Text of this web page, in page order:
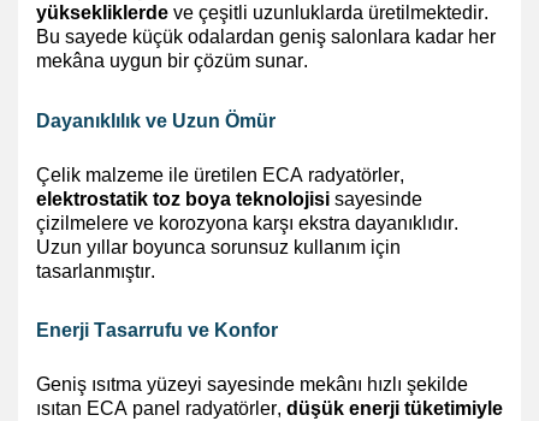
yüksekliklerde ve çeşitli uzunluklarda üretilmektedir.
Bu sayede küçük odalardan geniş salonlara kadar her
mekâna uygun bir çözüm sunar.
Dayanıklılık ve Uzun Ömür
Çelik malzeme ile üretilen ECA radyatörler,
elektrostatik toz boya teknolojisi sayesinde
çizilmelere ve korozyona karşı ekstra dayanıklıdır.
Uzun yıllar boyunca sorunsuz kullanım için
tasarlanmıştır.
Enerji Tasarrufu ve Konfor
Geniş ısıtma yüzeyi sayesinde mekânı hızlı şekilde
ısıtan ECA panel radyatörler, düşük enerji tüketimiyle